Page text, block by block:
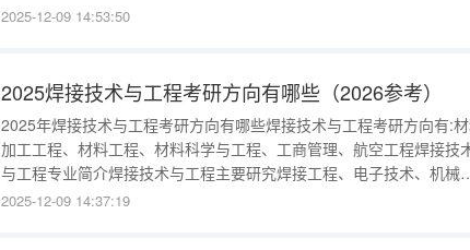
能，常见的有超导材料、医用材料、能源材料、稀土材料等几大类。例
分离膜光导纤维《材
2025-12-09 14:53:50
2025焊接技术与工程考研方向有哪些（2026参考）
2025年焊接技术与工程考研方向有哪些焊接技术与工程考研方向有:
加工工程、材料工程、材料科学与工程、工商管理、航空工程焊接技
与工程专业简介焊接技术与工程主要研究焊接工程、电子技术、机械
计等方面的知识，包含焊接方法、连接技术、焊接结构等，并进行焊接
2025-12-09 14:37:19